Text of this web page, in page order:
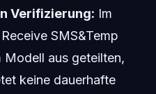
Verifizierung: Im
SMS&Temp
Modell aus geteilten,
keine dauerhafte